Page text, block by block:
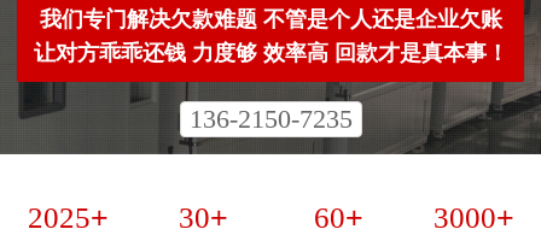
我们专门解决欠款难题 不管是个人还是企业欠账
让对方乖乖还钱 力度够 效率高 回款才是真本事！​
136-2150-7235
2025+ 30+ 60+ 3000+